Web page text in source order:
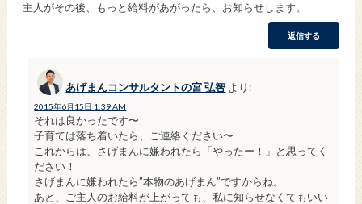
主人がその後、もっと給料があがったら、お知らせします。
返信する
あげまんコンサルタントの宮 弘智 より:
2015年6月15日 1:39 AM
それは良かったです〜
子育ては落ち着いたら、ご連絡ください〜
これからは、さげまんに嫌われたら「やったー！」と思ってく
ださい！
さげまんに嫌われたら”本物のあげまん”ですからね。
あと、ご主人のお給料が上がっても、私に知らせなくてもいい